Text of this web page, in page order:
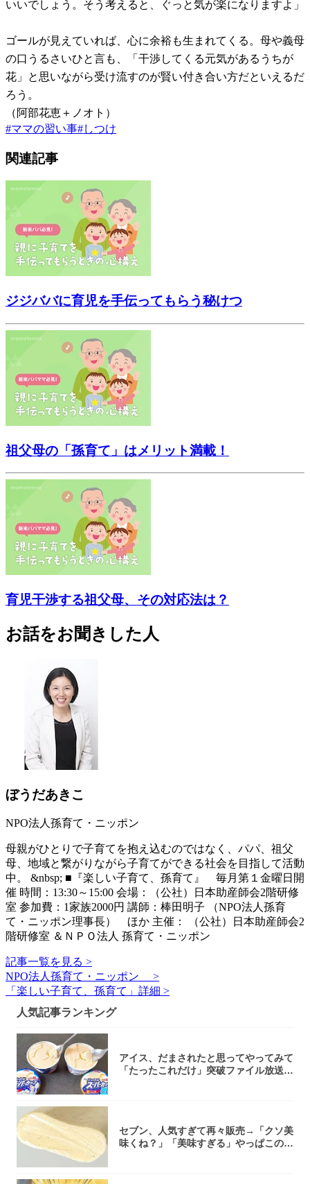
いいでしょう。そう考えると、ぐっと気が楽になりますよ」
ゴールが見えていれば、心に余裕も生まれてくる。母や義母
の口うるさいひと言も、「干渉してくる元気があるうちが
花」と思いながら受け流すのが賢い付き合い方だといえるだ
ろう。
（阿部花恵＋ノオト）
#ママの習い事#しつけ
関連記事
ジジババに育児を手伝ってもらう秘けつ
祖父母の「孫育て」はメリット満載！
育児干渉する祖父母、その対応法は？
お話をお聞きした人
ぼうだあきこ
NPO法人孫育て・ニッポン
母親がひとりで子育てを抱え込むのではなく、パパ、祖父
母、地域と繋がりながら子育てができる社会を目指して活動
中。 &nbsp; ■『楽しい子育て、孫育て』 毎月第１金曜日開
催 時間：13:30～15:00 会場：（公社）日本助産師会2階研修
室 参加費：1家族2000円 講師：棒田明子 （NPO法人孫育
て・ニッポン理事長） ほか 主催： （公社）日本助産師会2
階研修室 ＆ＮＰＯ法人 孫育て・ニッポン
記事一覧を見る >
NPO法人孫育て・ニッポン >
「楽しい子育て、孫育て」詳細 >
人気記事ランキング
アイス、だまされたと思ってやってみて
「たったこれだけ」突破ファイル放送で
セブン、人気すぎて再々販売→「クソ美
味くね？」「美味すぎる」やっぱこのク